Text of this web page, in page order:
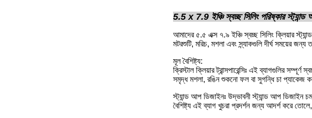
5.5 x 7.9 ইঞ্চি স্বচ্ছ সিলিং পরিষ্কার
আমাদের ৫.৫ এক্স ৭.৯ ইঞ্চি স্বচ্ছ সিলিং ক্লিয়ার
মটরশুটি, মরিচ, মশলা এবং স্ন্যাকগুলি দীর্ঘ সময়ের জন্য
মূল বৈশিষ্ট্য:
ক্রিস্টাল ক্লিয়ার ট্রান্সপারেন্সিঃ এই ব্যাগগুলির
সমৃদ্ধ মশলা, রঙিন শুকনো ফল বা সুগন্ধি চা প্যাকেজ
স্ট্যান্ড আপ ডিজাইনঃ উদ্ভাবনী স্ট্যান্ড আপ ডিজাইন
বৈশিষ্ট্য এই ব্যাগ খুচরা প্রদর্শন জন্য আদর্শ করে